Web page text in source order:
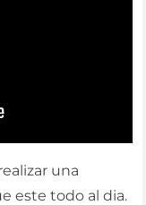
una
este todo al dia.